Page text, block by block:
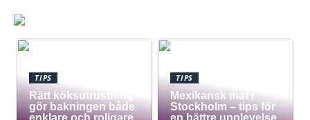
TIPS
Rätt köksutrustning
gör bakningen både
TIPS
Mexikansk mat i
Stockholm – tips för